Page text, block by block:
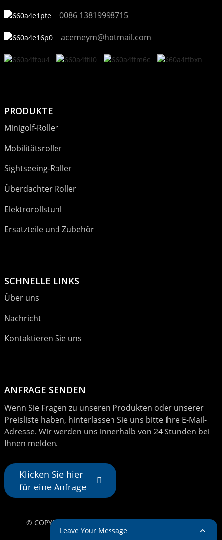
0086 13819998715
acemeym@hotmail.com
PRODUKTE
Minigolf-Roller
Mobilitätsroller
Sightseeing-Roller
Überdachter Roller
Elektrorollstuhl
Ersatzteile und Zubehör
SCHNELLE LINKS
Über uns
Nachricht
Kontaktieren Sie uns
ANFRAGE SENDEN
Wenn Sie Fragen zu unseren Produkten oder unserer
Preisliste haben, hinterlassen Sie uns bitte Ihre E-Mail-
Adresse. Wir werden uns innerhalb von 24 Stunden bei
Ihnen melden.
Klicken Sie hier
für eine Anfrage
© COPYRIGHT – 2024: ALLE RECHTE VORBEHALTEN.
Leave Your Message